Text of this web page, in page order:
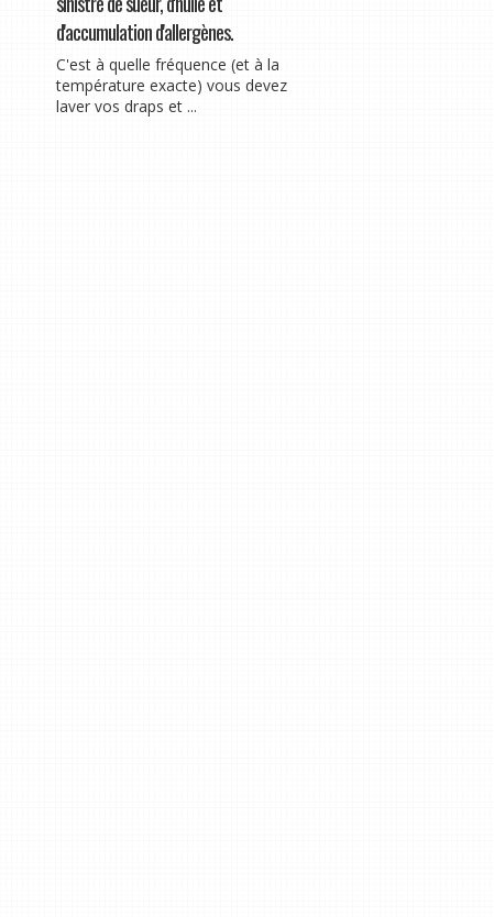
d'accumulation d'allergènes.
C'est à quelle fréquence (et à la
température exacte) vous devez
laver vos draps et ...